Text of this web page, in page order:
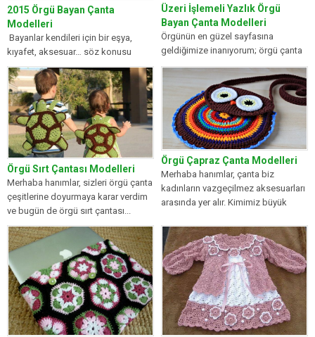
2015 Örgü Bayan Çanta
Modelleri
Bayanlar kendileri için bir eşya,
kıyafet, aksesuar… söz konusu
olduğunda hele bir de bu eşya...
Üzeri İşlemeli Yazlık Örgü
Bayan Çanta Modelleri
Örgünün en güzel sayfasına
geldiğimize inanıyorum; örgü çanta
modelleri… Renk renk, cıvıl cıvıl,
model model...
Örgü Sırt Çantası Modelleri
Merhaba hanımlar, sizleri örgü çanta
çeşitlerine doyurmaya karar verdim
ve bugün de örgü sırt çantası...
Örgü Çapraz Çanta Modelleri
Merhaba hanımlar, çanta biz
kadınların vazgeçilmez aksesuarları
arasında yer alır. Kimimiz büyük